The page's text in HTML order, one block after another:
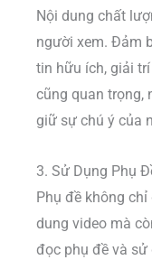
Nội dung chất
người xem. Đảm
tin hữu ích, giải
cũng quan trọng,
giữ sự chú ý của
3. Sử Dụng Phụ
Phụ đề không
dung video mà
đọc phụ đề và sử